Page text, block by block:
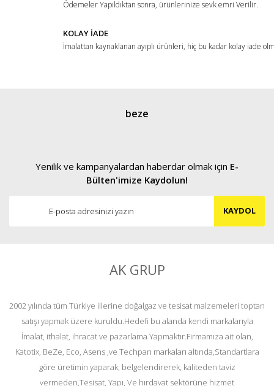
Gönder
Ödemeler Yapıldıktan sonra, ürünlerinize sevk emri Verilir.
KOLAY İADE
İmalattan kaynaklanan ayıplı ürünleri, hiç bu kadar kolay iade
beze
Yenilik ve kampanyalardan haberdar olmak için E-
Bülten'imize Kaydolun!
KAYDOL
AK GRUP
2002 yılında tüm Türkiye illerine doğalgaz ve tesisat malzemeleri toptan
satışı yapmak üzere kuruldu.Hedefi bu alanda kendi markalarıyla
İmalat, ithalat, ihracat ve pazarlama Yapmaktır.Firmamıza ait olan,
Katotix, BeZe, Eco, Asens ,ve Techpan markaları altında,Standartlara
göre üretimin yaparak, belgelendirerek, kaliteden taviz
vermeden,Tesisat, Yapı, Ve hırdavat sektörüne hizmet